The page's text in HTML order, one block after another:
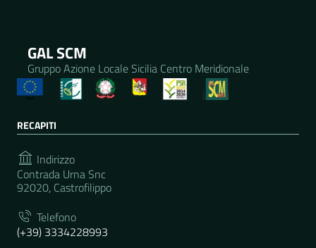
GAL SCM
Gruppo Azione Locale Sicilia Centro Meridionale
RECAPITI
Indirizzo
Contrada Urna Snc
92020, Castrofilippo
Telefono
(+39) 3334228993